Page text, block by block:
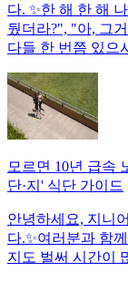
다. ✨한 해 한 해
뒀더라?", "아, 그
다들 한 번쯤 있으
모르면 10년 급속
단·지' 식단 가이드
안녕하세요, 지니
다.✨여러분과 함
지도 벌써 시간이